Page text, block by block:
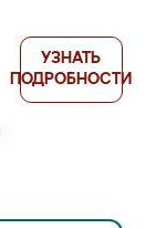
УЗНАТЬ
ПОДРОБНОСТИ